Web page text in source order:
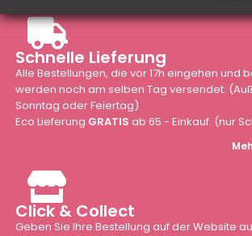
Schnelle Lieferung
Alle Bestellungen, die vor 17h eingehen und
werden noch am selben Tag versendet.
Sonntag oder Feiertag)
Eco Lieferung GRATIS ab 65.- Einkauf. (nur
Click & Collect
Geben Sie Ihre Bestellung auf der Website